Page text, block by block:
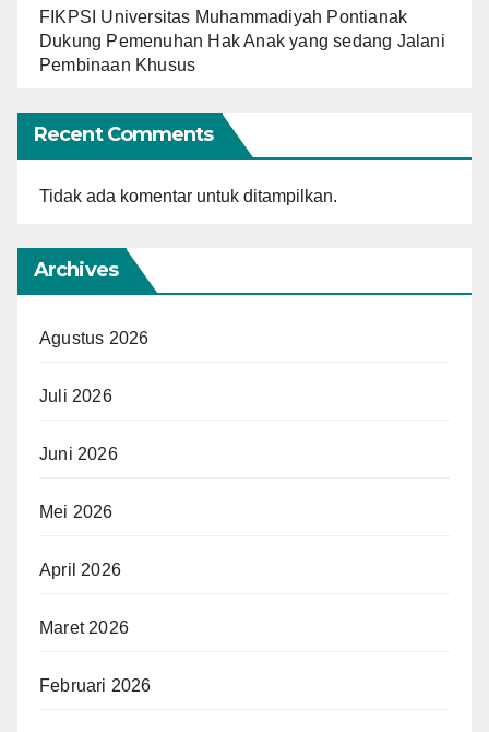
FIKPSI Universitas Muhammadiyah Pontianak
Dukung Pemenuhan Hak Anak yang sedang Jalani
Pembinaan Khusus
Recent Comments
Tidak ada komentar untuk ditampilkan.
Archives
Agustus 2026
Juli 2026
Juni 2026
Mei 2026
April 2026
Maret 2026
Februari 2026